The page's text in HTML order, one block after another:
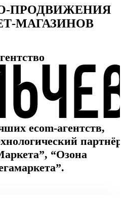
ПРОДВИЖЕНИЯ
МАГАЗИНОВ
ecom-агентств,
партнёр
“Озона